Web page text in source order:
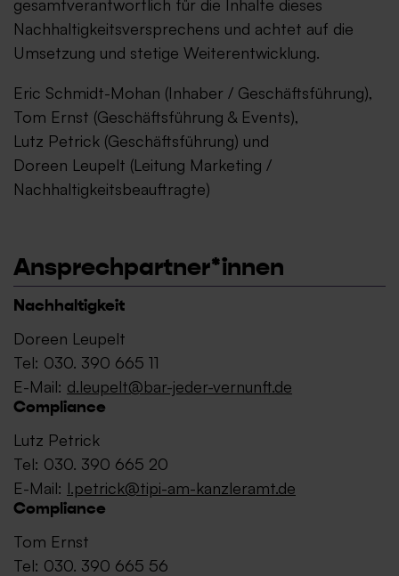
gesamtverantwortlich für die Inhalte dieses
Nachhaltigkeitsversprechens und achtet auf die
Umsetzung und stetige Weiterentwicklung.
Eric Schmidt-Mohan (Inhaber / Geschäftsführung),
Tom Ernst (Geschäftsführung & Events),
Lutz Petrick (Geschäftsführung) und
Doreen Leupelt (Leitung Marketing /
Nachhaltigkeitsbeauftragte)
Ansprechpartner*innen
Nachhaltigkeit
Doreen Leupelt
Tel: 030. 390 665 11
E-Mail: d.leupelt@bar-jeder-vernunft.de
Compliance
Lutz Petrick
Tel: 030. 390 665 20
E-Mail: l.petrick@tipi-am-kanzleramt.de
Compliance
Tom Ernst
Tel: 030. 390 665 56